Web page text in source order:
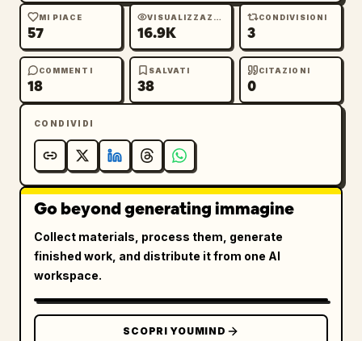
MI PIACE
57
VISUALIZZAZIONI
16.9K
CONDIVISIONI
3
COMMENTI
18
SALVATI
38
CITAZIONI
0
CONDIVIDI
Go beyond generating immagine
Collect materials, process them, generate
finished work, and distribute it from one AI
workspace.
SCOPRI YOUMIND